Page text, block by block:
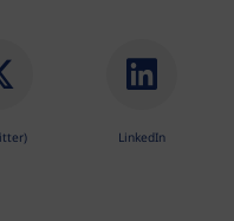
LinkedIn